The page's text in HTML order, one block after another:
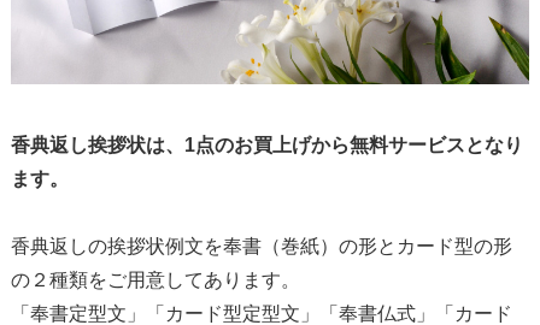
香典返し挨拶状は、1点のお買上げから無料サービスとなり
ます。
香典返しの挨拶状例文を奉書（巻紙）の形とカード型の形
の２種類をご用意してあります。
「奉書定型文」「カード型定型文」「奉書仏式」「カード